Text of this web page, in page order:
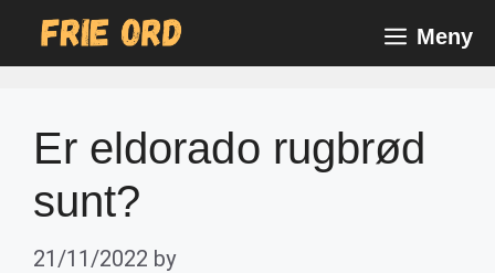
Meny
Er eldorado rugbrød
sunt?
21/11/2022 by